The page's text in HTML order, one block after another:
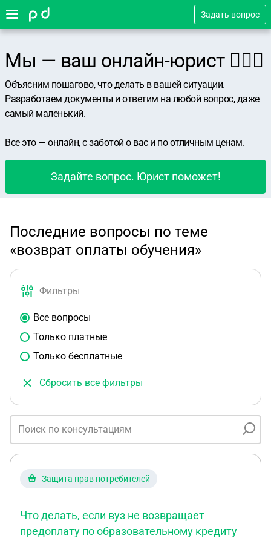
Задать вопрос
Мы — ваш онлайн-юрист 👨🏻‍⚖️
Объясним пошагово, что делать в вашей ситуации.
Разработаем документы и ответим на любой вопрос, даже
самый маленький.
Все это — онлайн, с заботой о вас и по отличным ценам.
Задайте вопрос. Юрист поможет!
Последние вопросы по теме
«возврат оплаты обучения»
Фильтры
Все вопросы
Только платные
Только бесплатные
Сбросить все фильтры
Защита прав потребителей
Что делать, если вуз не возвращает
предоплату по образовательному кредиту